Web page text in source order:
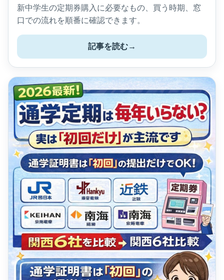
新中学生の定期券購入に必要なもの、買う時期、窓
口での流れを順番に確認できます。
記事を読む→